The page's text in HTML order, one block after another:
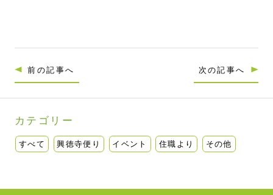
前の記事へ 次の記事へ
カテゴリー
すべて 興徳寺便り イベント 住職より その他